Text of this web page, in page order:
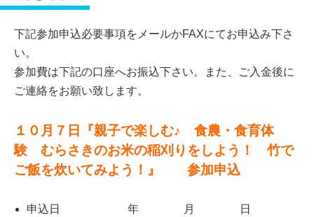
下記参加申込必要事項をメールかFAXにてお申込み下さ
い。
参加費は下記の口座へお振込下さい。また、ご入金後に
ご連絡をお願い致します。
１０月７日『親子で楽しむ♪ 食農・食育体
験 むらさきのお米の稲刈りをしよう！ 竹で
ご飯を炊いてみよう！』 参加申込
申込日 年 月 日